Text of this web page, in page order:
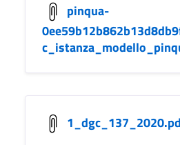
pinqua-